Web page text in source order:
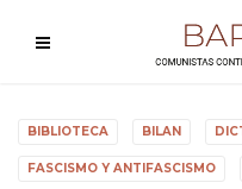
BIBLIOTECA BILAN
FASCISMO Y ANTIFASCISMO